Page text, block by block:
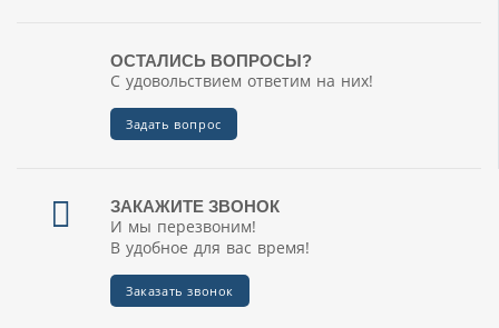
ОСТАЛИСЬ ВОПРОСЫ?
С удовольствием ответим на них!
Задать вопрос
ЗАКАЖИТЕ ЗВОНОК
И мы перезвоним!
В удобное для вас время!
Заказать звонок